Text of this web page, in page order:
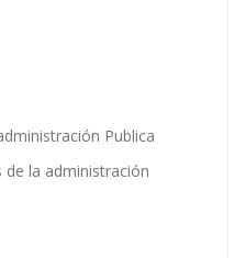
Publica
de la administración